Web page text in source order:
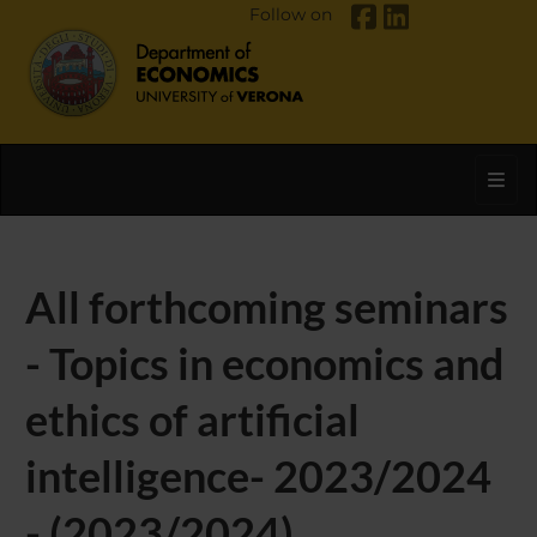
Follow on
All forthcoming seminars
- Topics in economics and
ethics of artificial
intelligence- 2023/2024